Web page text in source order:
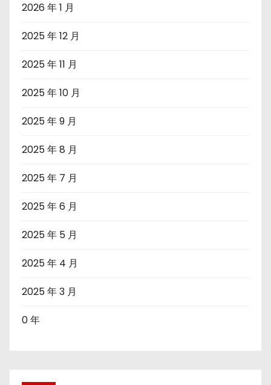
2026 年 1 月
2025 年 12 月
2025 年 11 月
2025 年 10 月
2025 年 9 月
2025 年 8 月
2025 年 7 月
2025 年 6 月
2025 年 5 月
2025 年 4 月
2025 年 3 月
0 年